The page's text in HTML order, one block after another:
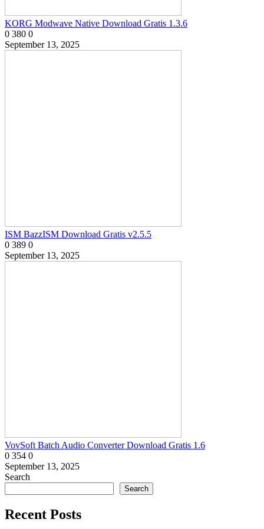
KORG Modwave Native Download Gratis 1.3.6
0 380 0
September 13, 2025
ISM BazzISM Download Gratis v2.5.5
0 389 0
September 13, 2025
VovSoft Batch Audio Converter Download Gratis 1.6
0 354 0
September 13, 2025
Search
Search
Recent Posts